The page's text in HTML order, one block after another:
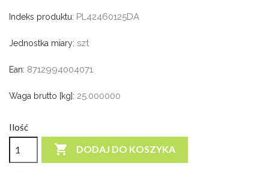
Indeks produktu: PL42460125DA
Jednostka miary: szt
Ean: 8712994004071
Waga brutto [kg]: 25.000000
Ilość
 DODAJ DO KOSZYKA